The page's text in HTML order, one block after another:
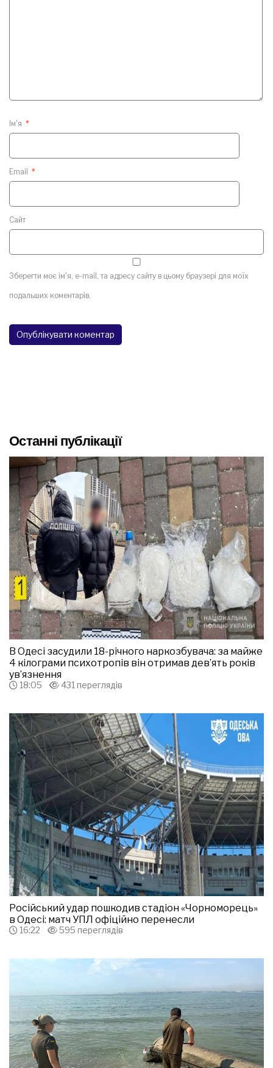
Ім'я *
Email *
Сайт
Зберегти моє ім'я, e-mail, та адресу сайту в цьому браузері для моїх
подальших коментарів.
Останні публікації
В Одесі засудили 18-річного наркозбувача: за майже
4 кілограми психотропів він отримав дев’ять років
ув’язнення
18:05 431 переглядів
Російський удар пошкодив стадіон «Чорноморець»
в Одесі: матч УПЛ офіційно перенесли
16:22 595 переглядів